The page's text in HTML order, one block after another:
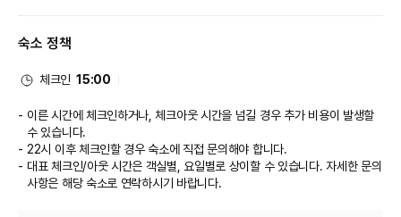
야외 수영장, 스팀룸, 24시간 피트니스 센터 등의 레크리에이션 시설을 즐기
있습니다.
식당
호텔의 레스토랑에서 맛있는 식사를 즐겨보세요. 또는 편하게 룸서비스(이용
시간 제한)를 이용하실 수도 있습니다. 아침 식사(유럽식)를 매일 6:30 ~
10:30에 유료로 이용하실 수 있습니다.
숙소 정책
체크인 15:00
이른 시간에 체크인하거나, 체크아웃 시간을 넘길 경우 추가 비용이 발생할
수 있습니다.
22시 이후 체크인할 경우 숙소에 직접 문의해야 합니다.
대표 체크인/아웃 시간은 객실별, 요일별로 상이할 수 있습니다. 자세한 문의
사항은 해당 숙소로 연락하시기 바랍니다.